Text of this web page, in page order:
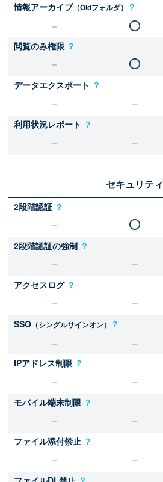
情報アーカイブ（Oldフォルダ） ？
閲覧のみ権限 ？
データエクスポート ？
利用状況レポート ？
セキュリティ
2段階認証 ？
2段階認証の強制 ？
アクセスログ ？
SSO （シングルサインオン） ？
IPアドレス制限 ？
モバイル端末制限 ？
ファイル添付禁止 ？